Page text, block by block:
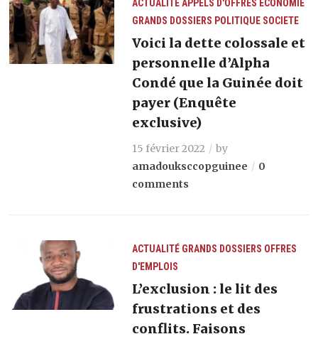
ACTUALITÉAPPELS D'OFFRES ECONOMIE
GRANDS DOSSIERS POLITIQUE SOCIETE
Voici la dette colossale et
personnelle d’Alpha
Condé que la Guinée doit
payer (Enquête
exclusive)
15 février 2022
by
amadouksccopguinee
0
comments
ACTUALITÉ GRANDS DOSSIERS OFFRES
D'EMPLOIS
L’exclusion : le lit des
frustrations et des
conflits. Faisons